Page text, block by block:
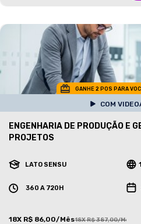
GANHE 2 POS PARA
COM
ENGENHARIA DE PRODUÇÃO E
PROJETOS
LATO SENSU
360 A 720H
18X R$ 86,00/Mês18X R$ 387,00/Mês